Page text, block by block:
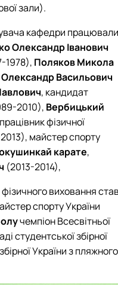
зали).
кафедри працювали
Олександр Іванович
1978), Поляков Микола
Олександр Васильович
, кандидат
2010), Вербицький
фізичної
майстер спорту
карате,
(2013-2014),
виховання
спорту України
чемпіон Всесвітньої
студентської збірної
України з пляжного